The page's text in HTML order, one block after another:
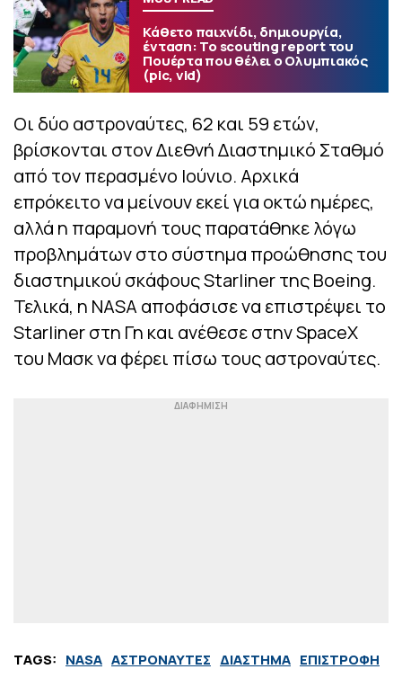
Κάθετο παιχνίδι, δημιουργία,
ένταση: Το scouting report του
Πουέρτα που θέλει ο Ολυμπιακός
(pic, vid)
Οι δύο αστροναύτες, 62 και 59 ετών,
βρίσκονται στον Διεθνή Διαστημικό Σταθμό
από τον περασμένο Ιούνιο. Αρχικά
επρόκειτο να μείνουν εκεί για οκτώ ημέρες,
αλλά η παραμονή τους παρατάθηκε λόγω
προβλημάτων στο σύστημα προώθησης του
διαστημικού σκάφους Starliner της Boeing.
Τελικά, η NASA αποφάσισε να επιστρέψει το
Starliner στη Γη και ανέθεσε στην SpaceX
του Μασκ να φέρει πίσω τους αστροναύτες.
TAGS: NASA ΑΣΤΡΟΝΑΥΤΕΣ ΔΙΑΣΤΗΜΑ ΕΠΙΣΤΡΟΦΗ